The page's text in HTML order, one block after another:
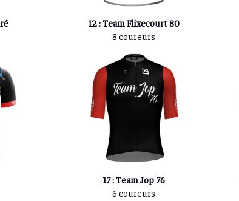
12 : Team Flixecourt 80
8 coureurs
17 : Team Jop 76
6 coureurs